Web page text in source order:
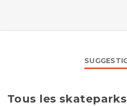
Tous les